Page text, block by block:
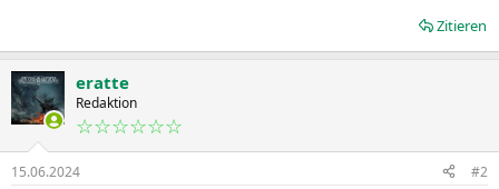
Zitieren
eratte
Redaktion
☆☆☆☆☆☆
15.06.2024 #2